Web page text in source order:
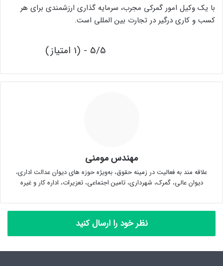
با یک وکیل امور گمرکی مجرب، سرمایه گذاری ارزشمندی برای هر
کسب و کاری درگیر در تجارت بین المللی است.
5/5 - (1 امتیاز)
مهندس مومنی
علاقه مند به فعالیت در زمینه حقوق، به‌ویژه حوزه های دیوان عدالت اداری،
دیوان عالی، گمرک، شهرداری، تامین اجتماعی، تعزیرات، اداره کار و غیره
نظر خود را ارسال کنید